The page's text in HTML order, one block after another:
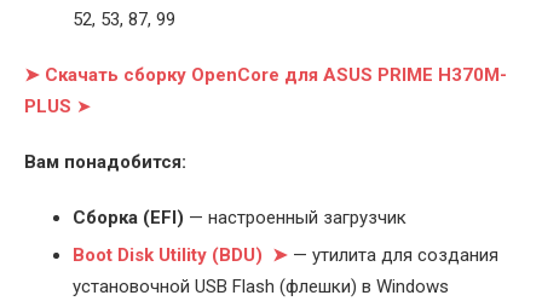
52, 53, 87, 99
➤ Скачать сборку OpenCore для ASUS PRIME H370M-
PLUS ➤
Вам понадобится:
Cборка (EFI) — настроенный загрузчик
Boot Disk Utility (BDU) ➤ — утилита для создания
установочной USB Flash (флешки) в Windows